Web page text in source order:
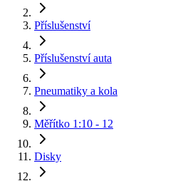
Příslušenství
Příslušenství auta
Pneumatiky a kola
Měřítko 1:10 - 12
Disky